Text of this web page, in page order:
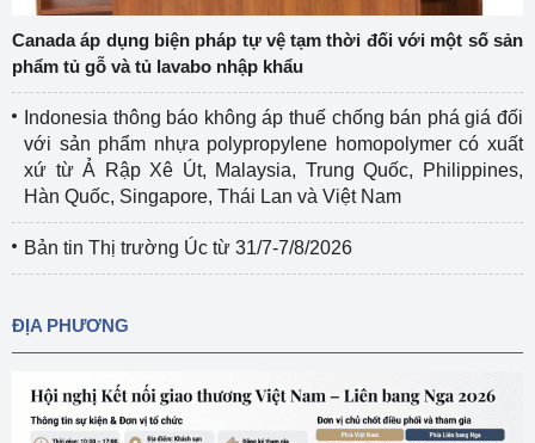
Canada áp dụng biện pháp tự vệ tạm thời đối với một số sản
phẩm tủ gỗ và tủ lavabo nhập khẩu
Indonesia thông báo không áp thuế chống bán phá giá đối
với sản phẩm nhựa polypropylene homopolymer có xuất
xứ từ Ả Rập Xê Út, Malaysia, Trung Quốc, Philippines,
Hàn Quốc, Singapore, Thái Lan và Việt Nam
Bản tin Thị trường Úc từ 31/7-7/8/2026
ĐỊA PHƯƠNG